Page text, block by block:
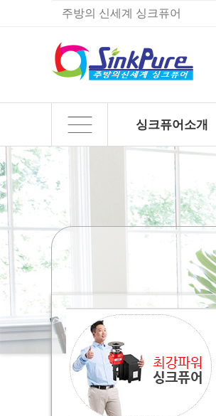
싱크퓨어소개
하위분류